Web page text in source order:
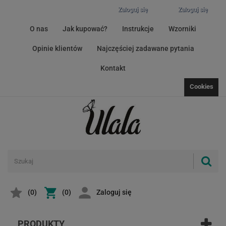
Zaloguj się
Zaloguj się
O nas Jak kupować? Instrukcje Wzorniki
Opinie klientów Najczęściej zadawane pytania
Kontakt
Cookies
(0) (0) Zaloguj się
PRODUKTY